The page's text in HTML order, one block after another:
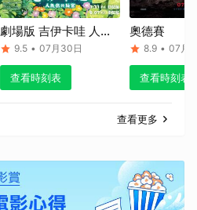
劇場版 吉伊卡哇 人魚
島的秘密
9.5 • 07月30日
查看時刻表
奧德賽
8.9 • 07月
查看時刻表
查看更多